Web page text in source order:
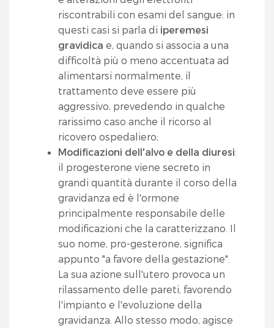
riscontrabili con esami del sangue: in
questi casi si parla di iperemesi
gravidica e, quando si associa a una
difficoltà più o meno accentuata ad
alimentarsi normalmente, il
trattamento deve essere più
aggressivo, prevedendo in qualche
rarissimo caso anche il ricorso al
ricovero ospedaliero;
Modificazioni dell'alvo e della diuresi:
il progesterone viene secreto in
grandi quantità durante il corso della
gravidanza ed è l'ormone
principalmente responsabile delle
modificazioni che la caratterizzano. Il
suo nome, pro-gesterone, significa
appunto "a favore della gestazione".
La sua azione sull'utero provoca un
rilassamento delle pareti, favorendo
l'impianto e l'evoluzione della
gravidanza. Allo stesso modo, agisce